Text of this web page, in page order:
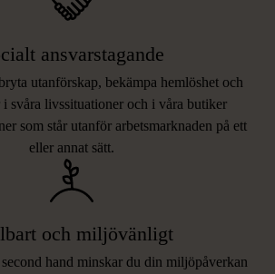
ansvarstagande
utanförskap, bekämpa hemlöshet och
i svåra livssituationer och i våra butiker
som står utanför arbetsmarknaden på ett
eller annat sätt.
och miljövänligt
hand minskar du din miljöpåverkan